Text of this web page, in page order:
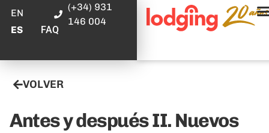
EN
ES
FAQ
(+34) 931
146 004
VOLVER
Antes y después II. Nuevos